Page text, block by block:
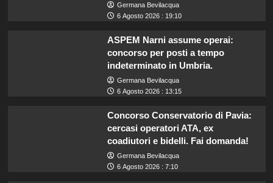
Germana Bevilacqua
6 Agosto 2026 : 19:10
ASPEM Narni assume operai:
concorso per posti a tempo
indeterminato in Umbria.
Germana Bevilacqua
6 Agosto 2026 : 13:15
Concorso Conservatorio di Pavia:
cercasi operatori ATA, ex
coadiutori e bidelli. Fai domanda!
Germana Bevilacqua
6 Agosto 2026 : 7:10